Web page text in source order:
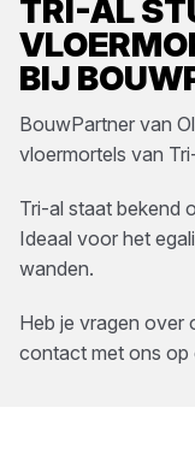
TRI-AL
BIJ
BouwPartner van
vloermortels van
Tri-al staat bekend
Ideaal voor het
wanden.
Heb je vragen over
contact met ons op